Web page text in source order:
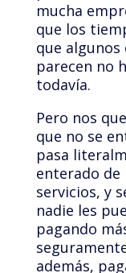
mucha
que los
que
parecen no
todavía.
Pero nos
que no se
pasa
enterado de
servicios, y
nadie les
pagando
además,